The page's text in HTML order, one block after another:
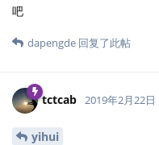
吧
dapengde 回复了此帖
tctcab 2019年2月22日
yihui